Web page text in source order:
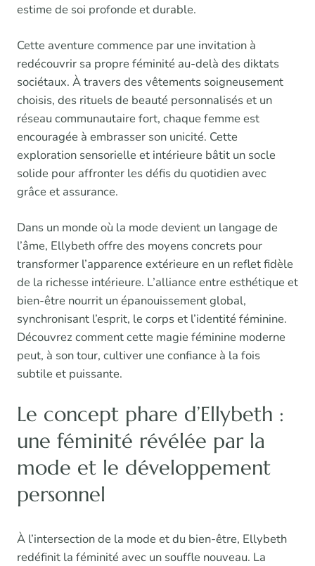
estime de soi profonde et durable.
Cette aventure commence par une invitation à
redécouvrir sa propre féminité au-delà des diktats
sociétaux. À travers des vêtements soigneusement
choisis, des rituels de beauté personnalisés et un
réseau communautaire fort, chaque femme est
encouragée à embrasser son unicité. Cette
exploration sensorielle et intérieure bâtit un socle
solide pour affronter les défis du quotidien avec
grâce et assurance.
Dans un monde où la mode devient un langage de
l’âme, Ellybeth offre des moyens concrets pour
transformer l’apparence extérieure en un reflet fidèle
de la richesse intérieure. L’alliance entre esthétique et
bien-être nourrit un épanouissement global,
synchronisant l’esprit, le corps et l’identité féminine.
Découvrez comment cette magie féminine moderne
peut, à son tour, cultiver une confiance à la fois
subtile et puissante.
Le concept phare d’Ellybeth :
une féminité révélée par la
mode et le développement
personnel
À l’intersection de la mode et du bien-être, Ellybeth
redéfinit la féminité avec un souffle nouveau. La